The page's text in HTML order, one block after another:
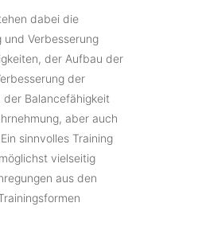
dabei die
Verbesserung
der Aufbau der
der
der Balancefähigkeit
aber auch
sinnvolles Training
vielseitig
aus den